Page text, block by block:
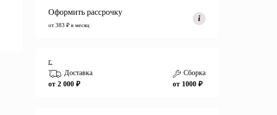
Оформить рассрочку
от 383 ₽ в месяц
г.
Доставка
от 2 000 ₽
Сборка
от 1000 ₽